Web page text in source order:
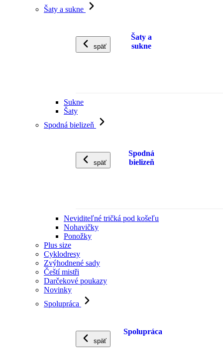
Šaty a sukne
späť
Šaty a
sukne
Sukne
Šaty
Spodná bielizeň
späť
Spodná
bielizeň
Neviditeľné tričká pod košeľu
Nohavičky
Ponožky
Plus size
Cyklodresy
Zvýhodnené sady
Čeští mistři
Darčekové poukazy
Novinky
Spolupráca
späť
Spolupráca